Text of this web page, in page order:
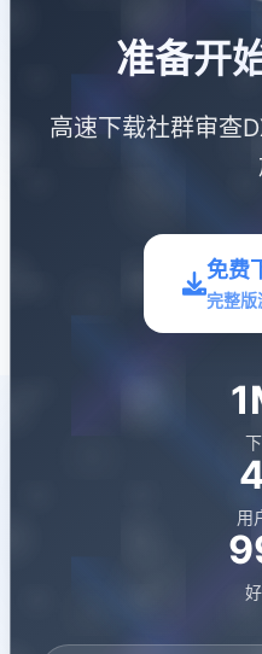
准备开
高速下载社群审查
免费
完整版
用